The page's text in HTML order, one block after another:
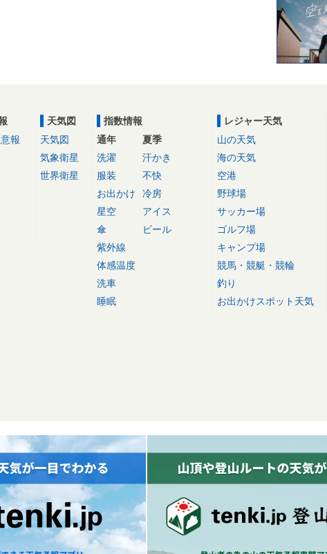
報
天気図
天気図
気象衛星
世界衛星
指数情報
通年
洗濯
服装
お出かけ
星空
傘
紫外線
体感温度
洗車
睡眠
夏季
汗かき
不快
冷房
アイス
ビール
レジャー天気
山の天気
海の天気
空港
野球場
サッカー場
ゴルフ場
キャンプ場
競馬・競艇・競輪
釣り
お出かけスポット天気